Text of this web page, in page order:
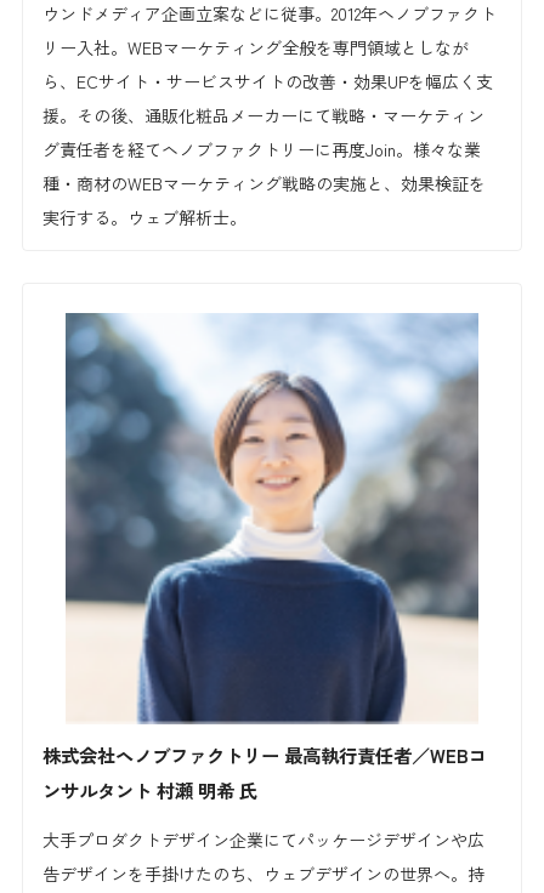
ウンドメディア企画立案などに従事。2012年ヘノブファクト
リー入社。WEBマーケティング全般を専門領域としなが
ら、ECサイト・サービスサイトの改善・効果UPを幅広く支
援。その後、通販化粧品メーカーにて戦略・マーケティン
グ責任者を経てヘノブファクトリーに再度Join。様々な業
種・商材のWEBマーケティング戦略の実施と、効果検証を
実行する。ウェブ解析士。
株式会社ヘノブファクトリー 最高執行責任者／WEBコ
ンサルタント村瀬 明希 氏
大手プロダクトデザイン企業にてパッケージデザインや広
告デザインを手掛けたのち、ウェブデザインの世界へ。持